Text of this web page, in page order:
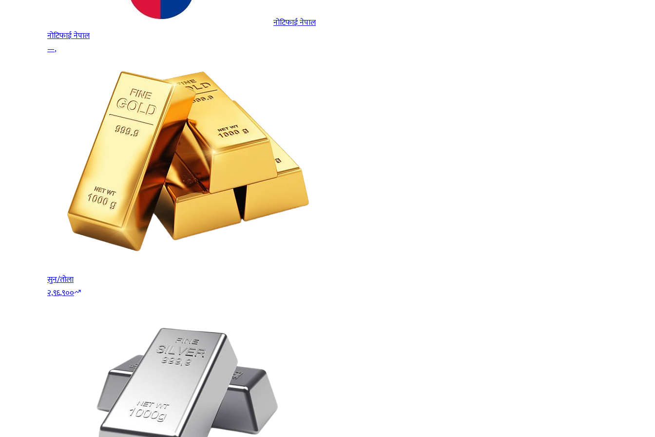
नोटिफाई नेपाल
नोटिफाई नेपाल
—,
सुन/तोला
२,९६,९००